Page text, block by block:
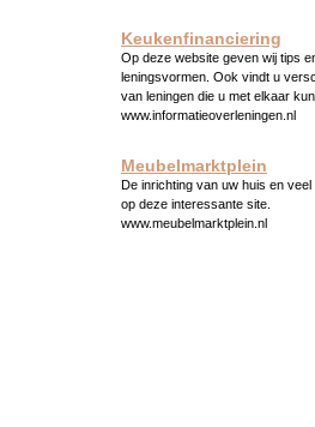
Keukenfinanciering
Op deze website geven wij tips
leningsvormen. Ook vindt u
van leningen die u met elkaar
www.informatieoverleningen.nl
Meubelmarktplein
De inrichting van uw huis en veel
op deze interessante site.
www.meubelmarktplein.nl